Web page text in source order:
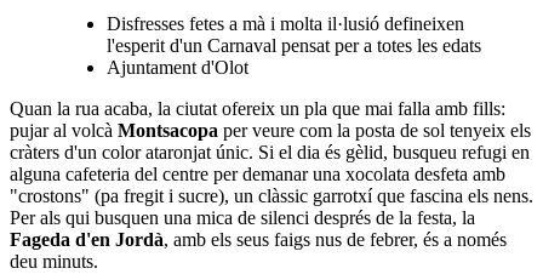
Disfresses fetes a mà i molta il·lusió defineixen
l'esperit d'un Carnaval pensat per a totes les edats
Ajuntament d'Olot
Quan la rua acaba, la ciutat ofereix un pla que mai falla amb fills:
pujar al volcà Montsacopa per veure com la posta de sol tenyeix els
cràters d'un color ataronjat únic. Si el dia és gèlid, busqueu refugi en
alguna cafeteria del centre per demanar una xocolata desfeta amb
"crostons" (pa fregit i sucre), un clàssic garrotxí que fascina els nens.
Per als qui busquen una mica de silenci després de la festa, la
Fageda d'en Jordà, amb els seus faigs nus de febrer, és a només
deu minuts.